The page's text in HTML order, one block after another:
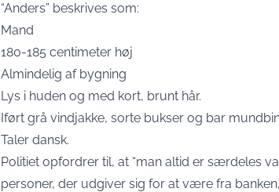
“Anders” beskrives som:
Mand
180-185 centimeter høj
Almindelig af bygning
Lys i huden og med kort, brunt hår.
Iført grå vindjakke, sorte bukser og bar
Taler dansk.
Politiet opfordrer til, at “man altid er særdeles
personer, der udgiver sig for at være fra